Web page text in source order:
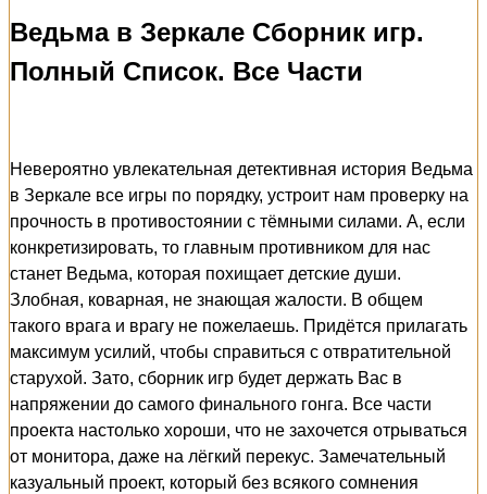
Ведьма в Зеркале Сборник игр.
Полный Список. Все Части
Невероятно увлекательная детективная история Ведьма
в Зеркале все игры по порядку, устроит нам проверку на
прочность в противостоянии с тёмными силами. А, если
конкретизировать, то главным противником для нас
станет Ведьма, которая похищает детские души.
Злобная, коварная, не знающая жалости. В общем
такого врага и врагу не пожелаешь. Придётся прилагать
максимум усилий, чтобы справиться с отвратительной
старухой. Зато, сборник игр будет держать Вас в
напряжении до самого финального гонга. Все части
проекта настолько хороши, что не захочется отрываться
от монитора, даже на лёгкий перекус. Замечательный
казуальный проект, который без всякого сомнения